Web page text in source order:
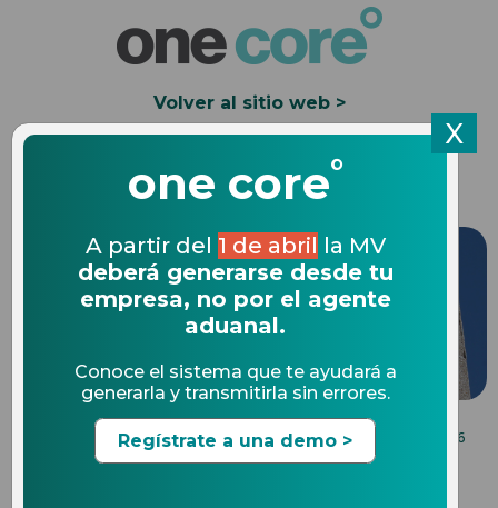
Volver al sitio web >
Solicita una Demo
BENEFICIOS DE UN SOFTWARE DE COMERCIO
EXTERIOR
09.12.2016
X
one core°
A partir del 1 de abril la MV
deberá generarse desde tu
empresa, no por el agente
aduanal.
Conoce el sistema que te ayudará a
generarla y transmitirla sin errores.
Regístrate a una demo >